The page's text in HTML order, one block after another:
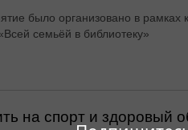
было организовано в рамках
семьёй в библиотеку»
на спорт и здоровый